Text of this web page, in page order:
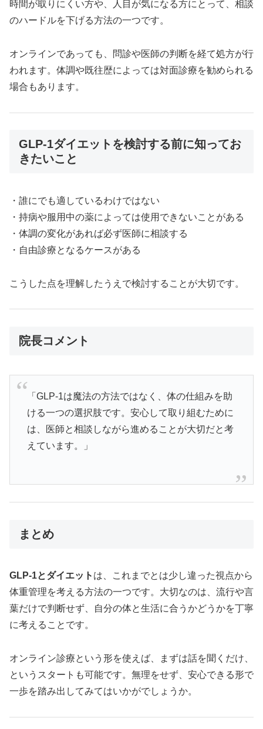
時間が取りにくい方や、人目が気になる方にとって、相談
のハードルを下げる方法の一つです。
オンラインであっても、問診や医師の判断を経て処方が行
われます。体調や既往歴によっては対面診療を勧められる
場合もあります。
GLP-1ダイエットを検討する前に知ってお
きたいこと
・誰にでも適しているわけではない
・持病や服用中の薬によっては使用できないことがある
・体調の変化があれば必ず医師に相談する
・自由診療となるケースがある
こうした点を理解したうえで検討することが大切です。
院長コメント
「GLP-1は魔法の方法ではなく、体の仕組みを助
ける一つの選択肢です。安心して取り組むために
は、医師と相談しながら進めることが大切だと考
えています。」
まとめ
GLP-1とダイエット は、これまでとは少し違った視点から
体重管理を考える方法の一つです。大切なのは、流行や言
葉だけで判断せず、自分の体と生活に合うかどうかを丁寧
に考えることです。
オンライン診療という形を使えば、まずは話を聞くだけ、
というスタートも可能です。無理をせず、安心できる形で
一歩を踏み出してみてはいかがでしょうか。